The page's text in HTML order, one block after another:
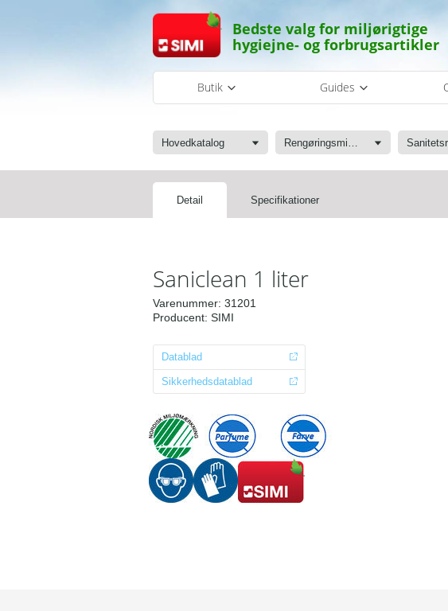
Bedste valg for miljørigtige
hygiejne- og forbrugsartikler
Butik Guides
Hovedkatalog Rengøringsmidler
Detail Specifikationer
Saniclean 1 liter
Varenummer: 31201
Producent: SIMI
Datablad
Sikkerhedsdatablad